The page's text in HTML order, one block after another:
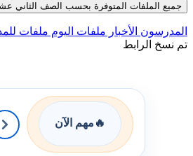
جميع الملفات المتوفرة بحسب الصف الثاني عشر
المدرسون الأخبار ملفات اليوم ملفات
تم نسخ الرابط
🔥 مهم الآن